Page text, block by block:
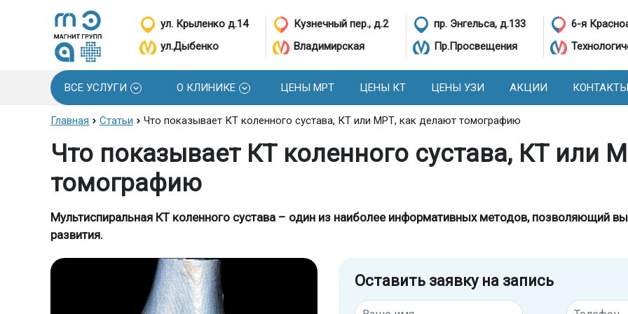
ул. Крыленко д.14
ул.Дыбенко
Кузнечный пер., д.2
Владимирская
пр. Энгельса, д.133
Пр.Просвещения
6-я
ВСЕ УСЛУГИ О КЛИНИКЕ ЦЕНЫ МРТ ЦЕНЫ КТ ЦЕНЫ УЗИ АКЦИИ КОНТАКТЫ
Главная Статьи Что показывает КТ коленного сустава, КТ или МРТ, как делают томографию
Что показывает КТ коленного сустава, КТ или
томографию
Мультиспиральная КТ коленного сустава – один из наиболее информативных методов, позволяющий
развития.
Оставить заявку на запись